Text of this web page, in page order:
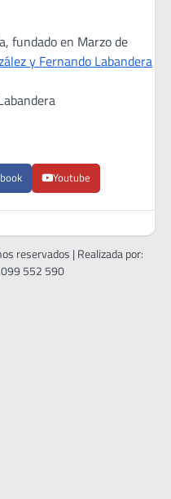
fundado en Marzo de
y Fernando Labandera
Youtube